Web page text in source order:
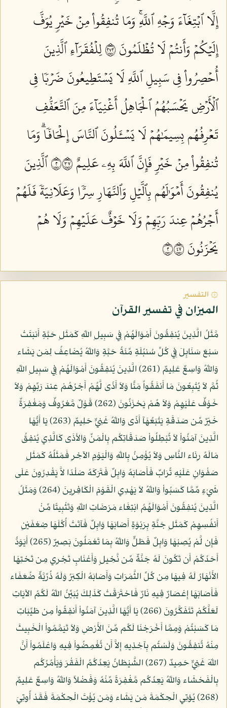
إِلَّا ٱبۡتِغَآءَ وَجۡهِ ٱللَّهِۚ وَمَا تُنفِقُواْ مِنۡ خَيۡرٖ يُوَفَّ
إِلَيۡكُمۡ وَأَنتُمۡ لَا تُظۡلَمُونَ ٢٧٢
لِلۡفُقَرَآءِ ٱلَّذِينَ
أُحۡصِرُواْ فِي سَبِيلِ ٱللَّهِ لَا يَسۡتَطِيعُونَ ضَرۡبٗا فِي
ٱلۡأَرۡضِ يَحۡسَبُهُمُ ٱلۡجَاهِلُ أَغۡنِيَآءَ مِنَ ٱلتَّعَفُّفِ
تَعۡرِفُهُم بِسِيمَٰهُمۡ لَا يَسۡـَٔلُونَ ٱلنَّاسَ إِلۡحَافٗاۗ وَمَا
تُنفِقُواْ مِنۡ خَيۡرٖ فَإِنَّ ٱللَّهَ بِهِۦ عَلِيمٌ ٢٧٣
ٱلَّذِينَ
يُنفِقُونَ أَمۡوَٰلَهُم بِٱلَّيۡلِ وَٱلنَّهَارِ سِرّٗا وَعَلَانِيَةٗ فَلَهُمۡ
أَجۡرُهُمۡ عِندَ رَبِّهِمۡ وَلَا خَوۡفٌ عَلَيۡهِمۡ وَلَا هُمۡ
يَحۡزَنُونَ ٢٧٤
۞ التفسير
الميزان في تفسير القرآن
مَّثَلُ الَّذِينَ يُنفِقُونَ أَمْوَالَهُمْ فِي سَبِيلِ اللّهِ كَمَثَلِ حَبَّةٍ أَنبَتَتْ
سَبْعَ سَنَابِلَ فِي كُلِّ سُنبُلَةٍ مِّئَةُ حَبَّةٍ وَاللّهُ يُضَاعِفُ لِمَن يَشَاء
وَاللّهُ وَاسِعٌ عَلِيمٌ (261) الَّذِينَ يُنفِقُونَ أَمْوَالَهُمْ فِي سَبِيلِ اللّهِ
ثُمَّ لاَ يُتْبِعُونَ مَا أَنفَقُواُ مَنًّا وَلاَ أَذًى لَّهُمْ أَجْرُهُمْ عِندَ رَبِّهِمْ وَلاَ
خَوْفٌ عَلَيْهِمْ وَلاَ هُمْ يَحْزَنُونَ (262) قَوْلٌ مَّعْرُوفٌ وَمَغْفِرَةٌ
خَيْرٌ مِّن صَدَقَةٍ يَتْبَعُهَآ أَذًى وَاللّهُ غَنِيٌّ حَلِيمٌ (263) يَا أَيُّهَا
الَّذِينَ آمَنُواْ لاَ تُبْطِلُواْ صَدَقَاتِكُم بِالْمَنِّ وَالأذَى كَالَّذِي يُنفِقُ
مَالَهُ رِئَاء النَّاسِ وَلاَ يُؤْمِنُ بِاللّهِ وَالْيَوْمِ الآخِرِ فَمَثَلُهُ كَمَثَلِ
صَفْوَانٍ عَلَيْهِ تُرَابٌ فَأَصَابَهُ وَابِلٌ فَتَرَكَهُ صَلْدًا لاَّ يَقْدِرُونَ عَلَى
شَيْءٍ مِّمَّا كَسَبُواْ وَاللّهُ لاَ يَهْدِي الْقَوْمَ الْكَافِرِينَ (264) وَمَثَلُ
الَّذِينَ يُنفِقُونَ أَمْوَالَهُمُ ابْتِغَاء مَرْضَاتِ اللّهِ وَتَثْبِيتًا مِّنْ
أَنفُسِهِمْ كَمَثَلِ جَنَّةٍ بِرَبْوَةٍ أَصَابَهَا وَابِلٌ فَآتَتْ أُكُلَهَا ضِعْفَيْنِ
فَإِن لَّمْ يُصِبْهَا وَابِلٌ فَطَلٌّ وَاللّهُ بِمَا تَعْمَلُونَ بَصِيرٌ (265) أَيَوَدُّ
أَحَدُكُمْ أَن تَكُونَ لَهُ جَنَّةٌ مِّن نَّخِيلٍ وَأَعْنَابٍ تَجْرِي مِن تَحْتِهَا
الأَنْهَارُ لَهُ فِيهَا مِن كُلِّ الثَّمَرَاتِ وَأَصَابَهُ الْكِبَرُ وَلَهُ ذُرِّيَّةٌ ضُعَفَاء
فَأَصَابَهَا إِعْصَارٌ فِيهِ نَارٌ فَاحْتَرَقَتْ كَذَلِكَ يُبَيِّنُ اللّهُ لَكُمُ الآيَاتِ
لَعَلَّكُمْ تَتَفَكَّرُونَ (266) يَا أَيُّهَا الَّذِينَ آمَنُواْ أَنفِقُواْ مِن طَيِّبَاتِ
مَا كَسَبْتُمْ وَمِمَّا أَخْرَجْنَا لَكُم مِّنَ الأَرْضِ وَلاَ تَيَمَّمُواْ الْخَبِيثَ
مِنْهُ تُنفِقُونَ وَلَسْتُم بِآخِذِيهِ إِلاَّ أَن تُغْمِضُواْ فِيهِ وَاعْلَمُواْ أَنَّ
اللّهَ غَنِيٌّ حَمِيدٌ (267) الشَّيْطَانُ يَعِدُكُمُ الْفَقْرَ وَيَأْمُرُكُم
بِالْفَحْشَاء وَاللّهُ يَعِدُكُم مَّغْفِرَةً مِّنْهُ وَفَضْلاً وَاللّهُ وَاسِعٌ عَلِيمٌ
(268) يُؤتِي الْحِكْمَةَ مَن يَشَاء وَمَن يُؤْتَ الْحِكْمَةَ فَقَدْ أُوتِيَ